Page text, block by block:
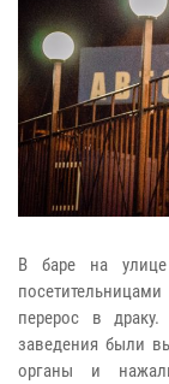
В баре на
перерос в драку.
заведения были
органы и